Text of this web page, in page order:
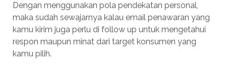
Dengan menggunakan pola pendekatan personal,
maka sudah sewajarnya kalau email penawaran yang
kamu kirim juga perlu di follow up untuk mengetahui
respon maupun minat dari target konsumen yang
kamu pilih.